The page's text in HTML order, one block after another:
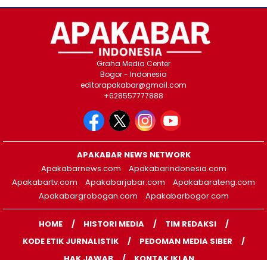
Graha Media Center
Bogor - Indonesia
editorapakabar@gmail.com
+628557777888
APAKABAR NEWS NETWORK
Apakabarnews.com
Apakabarindonesia.com
Apakabartv.com
Apakabarjabar.com
Apakabarateng.com
Apakabargrobogan.com
Apakabarbogor.com
HOME HISTORI MEDIA
TIM REDAKSI
KODE ETIK JURNALISTIK
PEDOMAN MEDIA SIBER